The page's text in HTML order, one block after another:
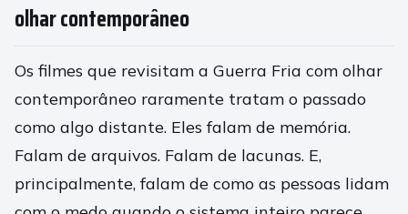
olhar contemporâneo
Os filmes que revisitam a Guerra Fria com olhar
contemporâneo raramente tratam o passado
como algo distante. Eles falam de memória.
Falam de arquivos. Falam de lacunas. E,
principalmente, falam de como as pessoas lidam